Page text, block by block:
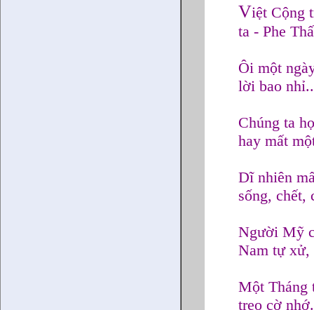
Việt Cộng
ta - Phe
Ôi một
lời bao
Chúng ta
hay mất
Dĩ nhiên
sống, chết,
Người Mỹ
Nam tự
Một Tháng
treo cờ